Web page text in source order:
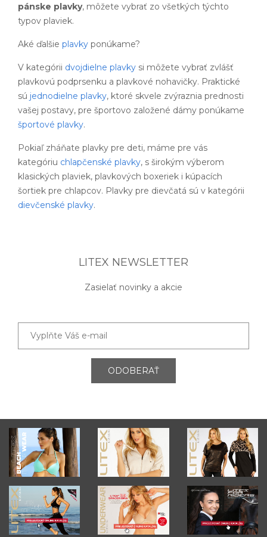
pánske plavky, môžete vybrať zo všetkých týchto
typov plaviek.
Aké ďalšie plavky ponúkame?
V kategórii dvojdielne plavky si môžete vybrať zvlášť
plavkovú podprsenku a plavkové nohavičky. Praktické
sú jednodielne plavky, ktoré skvele zvýraznia prednosti
vašej postavy, pre športovo založené dámy ponúkame
športové plavky.
Pokiaľ zháňate plavky pre deti, máme pre vás
kategóriu chlapčenské plavky, s širokým výberom
klasických plaviek, plavkových boxeriek i kúpacích
šortiek pre chlapcov. Plavky pre dievčatá sú v kategórii
dievčenské plavky.
LITEX NEWSLETTER
Zasielať novinky a akcie
ODOBERAŤ